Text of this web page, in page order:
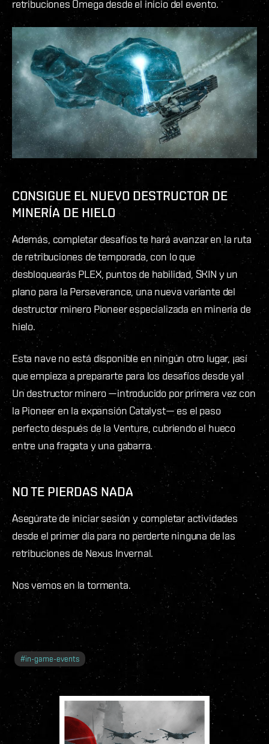
retribuciones Omega desde el inicio del evento.
CONSIGUE EL NUEVO DESTRUCTOR DE
MINERÍA DE HIELO
Además, completar desafíos te hará avanzar en la ruta
de retribuciones de temporada, con lo que
desbloquearás PLEX, puntos de habilidad, SKIN y un
plano para la Perseverance, una nueva variante del
destructor minero Pioneer especializada en minería de
hielo.
Esta nave no está disponible en ningún otro lugar, ¡así
que empieza a prepararte para los desafíos desde ya!
Un destructor minero —introducido por primera vez con
la Pioneer en la expansión Catalyst— es el paso
perfecto después de la Venture, cubriendo el hueco
entre una fragata y una gabarra.
NO TE PIERDAS NADA
Asegúrate de iniciar sesión y completar actividades
desde el primer día para no perderte ninguna de las
retribuciones de Nexus Invernal.
Nos vemos en la tormenta.
#in-game-events